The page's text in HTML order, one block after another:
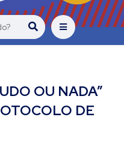
OU NADA”
DE